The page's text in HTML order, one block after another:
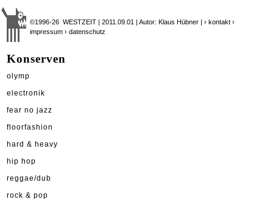
©1996-26 WESTZEIT | 2011.09.01 | Autor: Klaus Hübner |› kontakt ›
impressum › datenschutz
Konserven
olymp
electronik
fear no jazz
floorfashion
hard & heavy
hip hop
reggae/dub
rock & pop